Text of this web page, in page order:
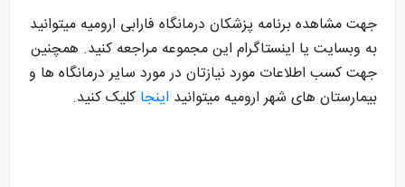
جهت مشاهده برنامه پزشکان درمانگاه فارابی ارومیه میتوانید
به وبسایت یا اینستاگرام این مجموعه مراجعه کنید. همچنین
جهت کسب اطلاعات مورد نیازتان در مورد سایر درمانگاه ها و
بیمارستان های شهر ارومیه میتوانید اینجا کلیک کنید.